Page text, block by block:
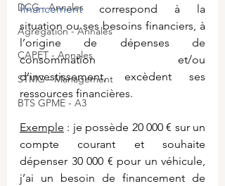
DCG - Annales
Agrégation - Annales
CAPET - Annales
STMG - Management
BTS GPME - A3
financement correspond à la
situation ou ses besoins financiers, à
l’origine de dépenses de
consommation et/ou
d’investissement, excèdent ses
ressources financières.
Exemple : je possède 20 000 € sur un
compte courant et souhaite
dépenser 30 000 € pour un véhicule,
j’ai un besoin de financement de